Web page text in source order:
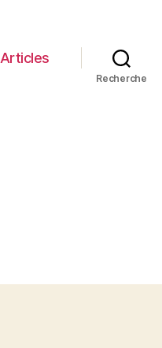
Articles
Recherche